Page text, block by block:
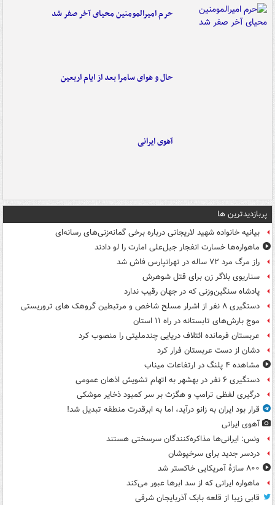
حرم امیرالمومنین محیای آخر صفر شد
حال و هوای سامرا بعد از ایام اربعین
آهوی ایرانی
پربازدیدترین ها
بیانیه خانواده شهید لاریجانی درباره برخی گمانه‌زنی‌های رسانه‌ای
ماهواره‌ها خسارت انفجار جبل‌علی امارت را لو دادند
راز مرگ مرد ۷۲ ساله در تهرانپارس فاش شد
سناریوی بلاگر زن برای قتل شوهرش
پادشاه سنگین‌وزنی که در جهان رقیب ندارد
دستگیری ۸ نفر از اشرار مسلح شاخص و مرتبطین گروهک های تروریستی
موج بارش‌های تابستانه در راه ۱۱ استان
عربستان فرمانده ائتلاف دریایی چندملیتی را منصوب کرد
دشان از دست عربستان فرار کرد
مشاهده ۴ پلنگ در ارتفاعات میناب
دستگیری ۶ نفر در بهشهر به اتهام تشویش اذهان عمومی
درگیری لفظی ترامپ و هگزث بر سر کمبود ذخایر موشکی
قرار بود ایران به زانو درآید، اما به ابرقدرت منطقه تبدیل شد!
آهوی ایرانی
ونس: ایرانی‌ها مذاکره‌کنندگان سرسختی هستند
دردسر جدید برای سرخپوشان
۸۰۰ سازۀ آمریکایی خاکستر شد
ماهواره ایرانی که از سد ابرها عبور می‌کند
قابی زیبا از قلعه بابک آذربایجان شرقی